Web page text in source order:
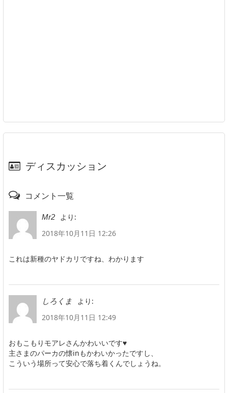
ディスカッション
コメント一覧
Mr2
より:
2018年10月11日 12:26
これは新種のヤドカリですね、わかります
しろくま
より:
2018年10月11日 12:49
おもこもりモアレさんかわいいです♥
主さまのパーカの懐inもかわいかったですし、
こういう場所って安心で落ち着くんでしょうね。